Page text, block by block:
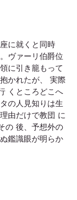
に就くと同時
ヴァーリ伯爵位
に引き籠もって
かれたが、 実際
くところどこへ
の人見知りは生
由だけで教団 に
の 後、予想外の
鑑識眼が明らか